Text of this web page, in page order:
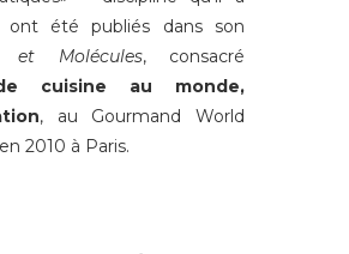
été publiés dans son
et Molécules, consacré
cuisine au monde,
, au Gourmand World
2010 à Paris.